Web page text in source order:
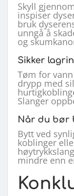
Skyll
inspiser
bruk
unngå å
og
Sikker
Tøm for
drypp med
Slanger
Når du bør
Bytt ved
koblinger
mindre enn